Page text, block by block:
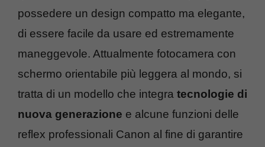
possedere un design compatto ma elegante,
di essere facile da usare ed estremamente
maneggevole. Attualmente fotocamera con
schermo orientabile più leggera al mondo, si
tratta di un modello che integra tecnologie di
nuova generazione e alcune funzioni delle
reflex professionali Canon al fine di garantire